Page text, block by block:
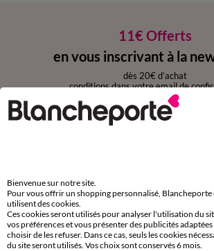
11€ Offerts
en vous inscrivant à la
dès 20€ d’achat
conditions dans votre email de
Téléchargez
Bienvenue sur notre site.
Pour vous offrir un shopping personnalisé, Blancheporte
utilisent des cookies.
Ces cookies seront utilisés pour analyser l'utilisation du
vos préférences et vous présenter des publicités
choisir de les refuser. Dans ce cas, seuls les cookies
du site seront utilisés. Vos choix sont conservés 6 mois.